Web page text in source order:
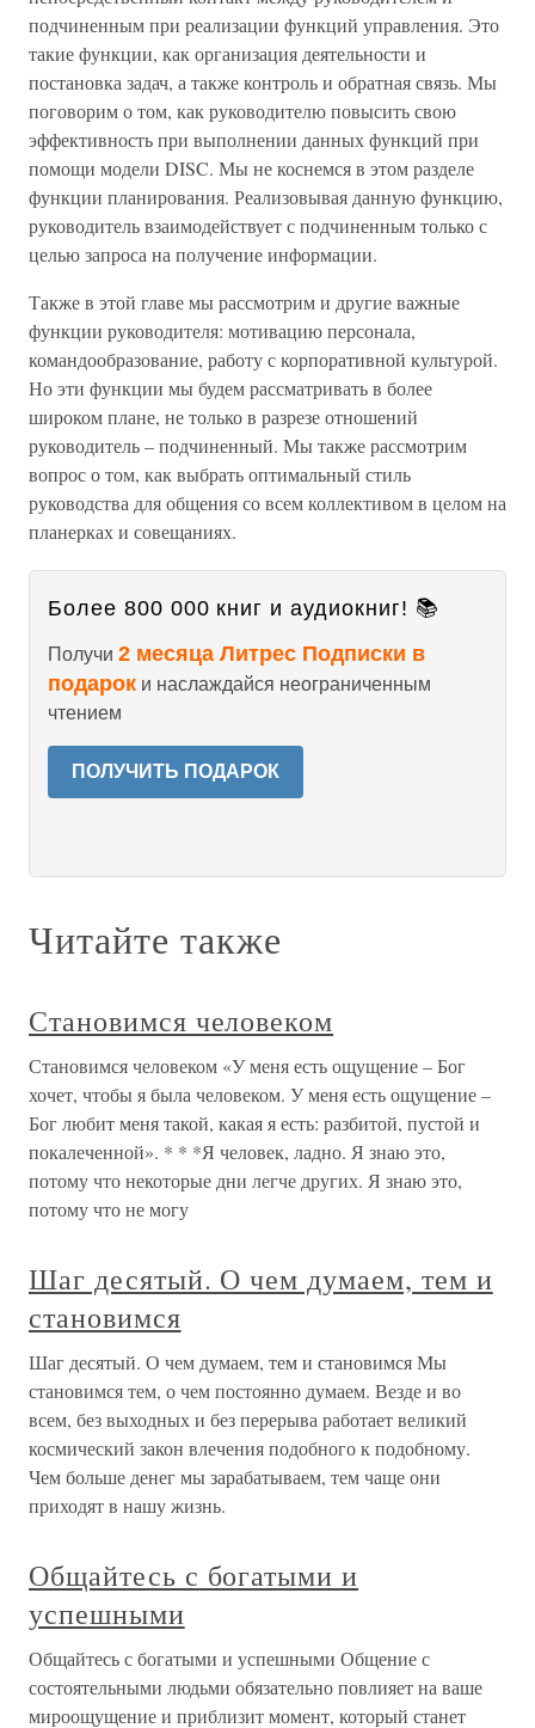
подчиненным при реализации функций управления. Это
такие функции, как организация деятельности и
постановка задач, а также контроль и обратная связь. Мы
поговорим о том, как руководителю повысить свою
эффективность при выполнении данных функций при
помощи модели DISC. Мы не коснемся в этом разделе
функции планирования. Реализовывая данную функцию,
руководитель взаимодействует с подчиненным только с
целью запроса на получение информации.
Также в этой главе мы рассмотрим и другие важные
функции руководителя: мотивацию персонала,
командообразование, работу с корпоративной культурой.
Но эти функции мы будем рассматривать в более
широком плане, не только в разрезе отношений
руководитель – подчиненный. Мы также рассмотрим
вопрос о том, как выбрать оптимальный стиль
руководства для общения со всем коллективом в целом на
планерках и совещаниях.
Более 800 000 книг и аудиокниг! 📚
Получи 2 месяца Литрес Подписки в
подарок и наслаждайся неограниченным
чтением
ПОЛУЧИТЬ ПОДАРОК
Читайте также
Становимся человеком
Становимся человеком «У меня есть ощущение – Бог
хочет, чтобы я была человеком. У меня есть ощущение –
Бог любит меня такой, какая я есть: разбитой, пустой и
покалеченной». * * *Я человек, ладно. Я знаю это,
потому что некоторые дни легче других. Я знаю это,
потому что не могу
Шаг десятый. О чем думаем, тем и
становимся
Шаг десятый. О чем думаем, тем и становимся Мы
становимся тем, о чем постоянно думаем. Везде и во
всем, без выходных и без перерыва работает великий
космический закон влечения подобного к подобному.
Чем больше денег мы зарабатываем, тем чаще они
приходят в нашу жизнь.
Общайтесь с богатыми и
успешными
Общайтесь с богатыми и успешными Общение с
состоятельными людьми обязательно повлияет на ваше
мироощущение и приблизит момент, который станет